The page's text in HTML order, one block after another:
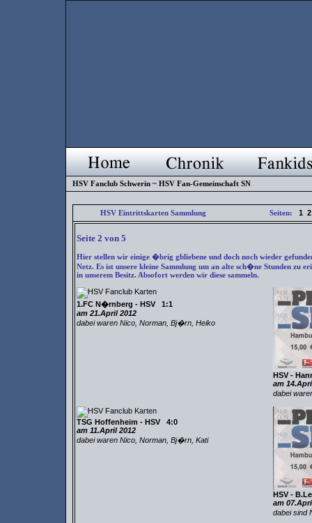
HSV Fanclub Schwerin ~ HSV Fan-Gemeinschaft SN
HSV Eintrittskarten Sammlung Seiten: 1 2
Seite 2 von 5
Hier stellen wir einige �brig gbliebene und doch noch wieder
Netz. Es ist unsere kleine Sammlung um an alte sch�ne Stunden zu
in unserem Besitz. Absofort werden wir diese sammeln.
1.FC N�rnberg - HSV 1:1
am 21.April 2012
dabei waren Nico, Norman, Bj�rn, Heiko
HSV -
am
dabei
TSG Hoffenheim - HSV 4:0
am 11.April 2012
dabei waren Nico, Norman, Bj�rn, Kati
HSV -
am
dabei sind